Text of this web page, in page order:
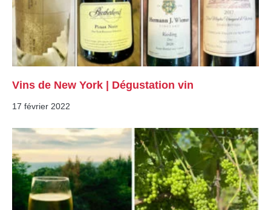
Vins de New York | Dégustation vin
17 février 2022